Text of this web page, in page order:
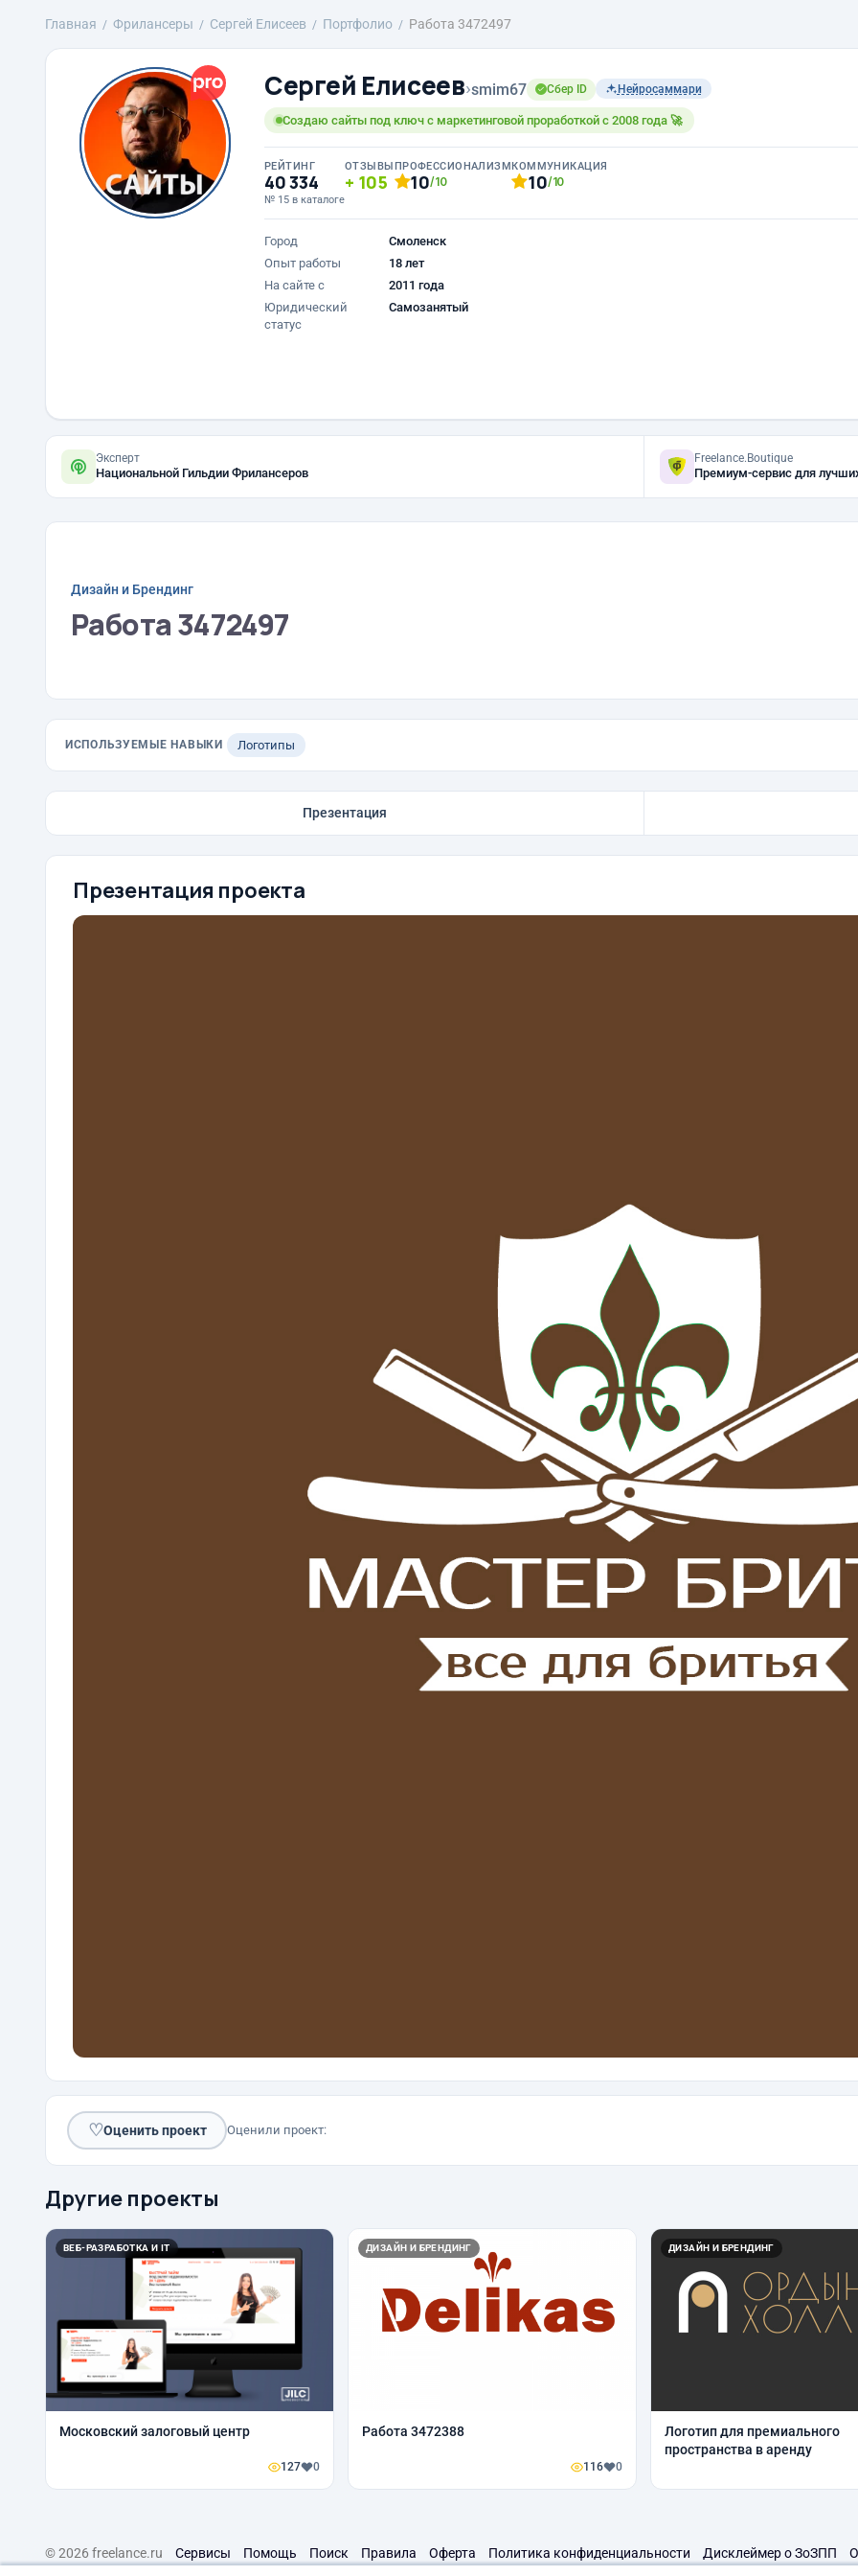
Главная Фрилансеры Сергей Елисеев Портфолио Работа 3472497
Сергей Елисеев›smim67 Сбер ID Нейросаммари
Создаю сайты под ключ с маркетинговой проработкой с 2008 года 🚀
РЕЙТИНГ
40 334
№ 15 в каталоге
ОТЗЫВЫ
105
ПРОФЕССИОНАЛИЗМ
10/10
КОММУНИКАЦИЯ
10/10
Город
Смоленск
Опыт работы
18 лет
На сайте с
2011 года
Юридический
статус
Самозанятый
Эксперт
Национальной Гильдии Фрилансеров
Freelance.Boutique
Премиум-сервис для
Дизайн и Брендинг
Работа 3472497
ИСПОЛЬЗУЕМЫЕ НАВЫКИ Логотипы
Презентация
Презентация проекта
♡Оценить проект Оценили проект:
Другие проекты
ВЕБ-РАЗРАБОТКА И IT
Московский залоговый центр
127 0
ДИЗАЙН И БРЕНДИНГ
Работа 3472388
116 0
ДИЗАЙН И БРЕНДИНГ
Логотип для премиального
пространства в аренду
© 2026 freelance.ru Сервисы Помощь Поиск Правила Оферта Политика конфиденциальности Дисклеймер о ЗоЗПП